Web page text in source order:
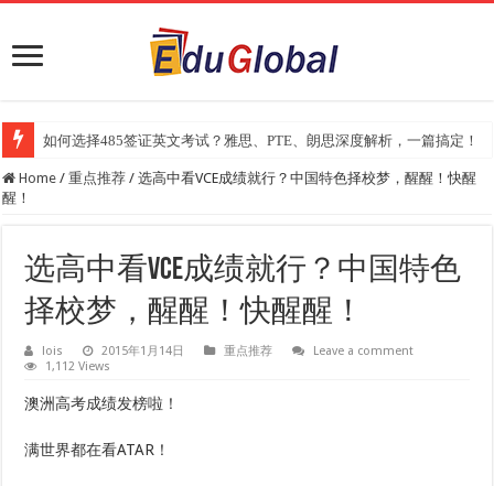
如何选择485签证英文考试？雅思、PTE、朗思深度解析，一篇搞定！
2025年《澳洲金融评论报》大学排名出炉：一份关乎本地就业与声誉的
Home / 重点推荐 / 选高中看VCE成绩就行？中国特色择校梦，醒醒！快醒
醒！
选高中看VCE成绩就行？中国特色
择校梦，醒醒！快醒醒！
lois 2015年1月14日 重点推荐
Leave a comment
1,112 Views
澳洲高考成绩发榜啦！
满世界都在看ATAR！